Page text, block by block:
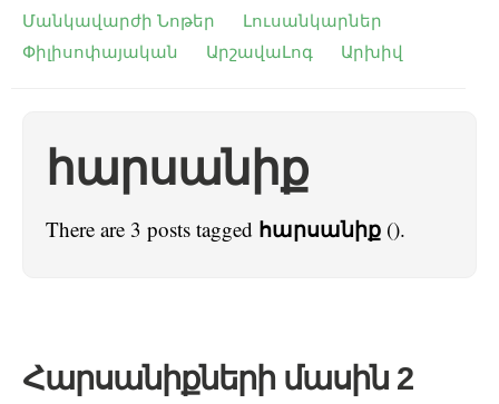
Մանկավարժի Նոթեր
Լուսանկարներ
Փիլիսոփայական
ԱրշավաԼոգ Արխիվ
հարսանիք
There are 3 posts tagged հարսանիք ().
Հարսանիքների մասին 2